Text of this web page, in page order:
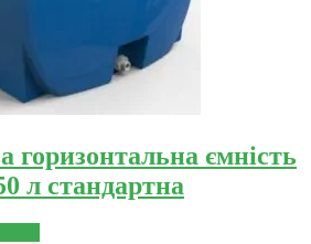
горизонтальна ємність
л стандартна